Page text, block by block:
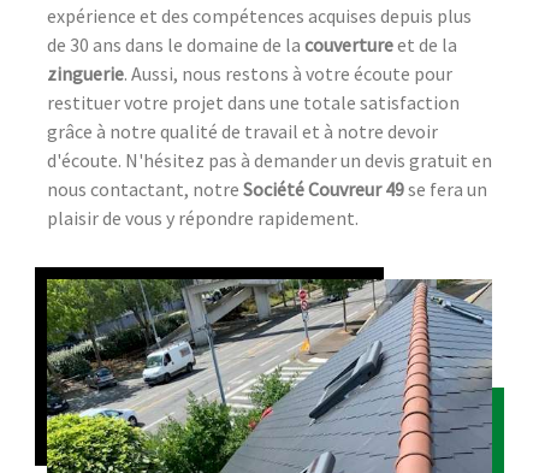
expérience et des compétences acquises depuis plus
de 30 ans dans le domaine de la couvertureet de la
zinguerie. Aussi, nous restons à votre écoute pour
restituer votre projet dans une totale satisfaction
grâce à notre qualité de travail et à notre devoir
d'écoute. N'hésitez pas à demander un devis gratuit en
nous contactant, notre Société Couvreur 49se fera un
plaisir de vous y répondre rapidement.